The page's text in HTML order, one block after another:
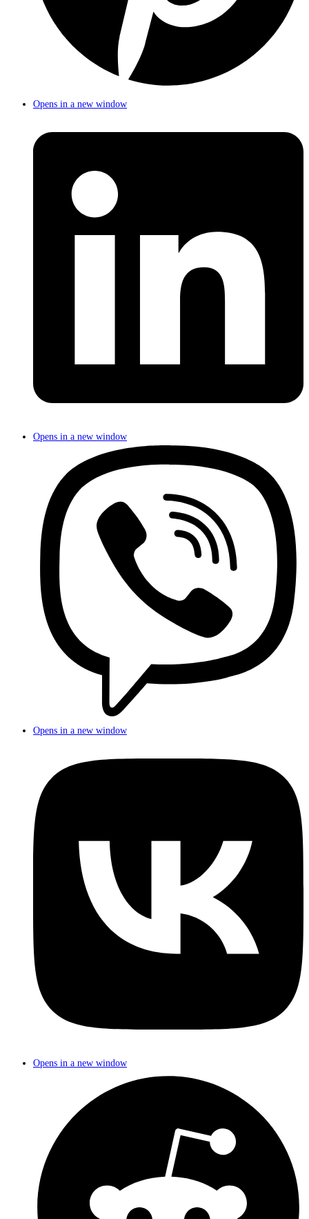
Opens in a new window
Opens in a new window
Opens in a new window
Opens in a new window